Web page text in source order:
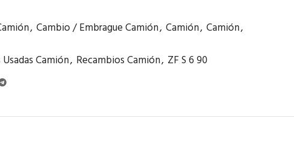
, Cambio / Embrague Camión, Camión, Camión,
Camión, Recambios Camión, ZF S 6 90